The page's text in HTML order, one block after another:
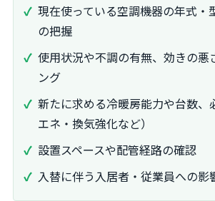
現在使っている空調機器の年式・
の把握
使用状況や不調の有無、効きの悪
ング
新たに求める冷暖房能力や台数、
エネ・換気強化など）
設置スペースや配管経路の確認
入替に伴う入居者・従業員への影